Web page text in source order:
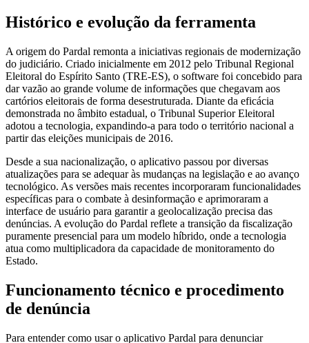
Histórico e evolução da ferramenta
A origem do Pardal remonta a iniciativas regionais de modernização
do judiciário. Criado inicialmente em 2012 pelo Tribunal Regional
Eleitoral do Espírito Santo (TRE-ES), o software foi concebido para
dar vazão ao grande volume de informações que chegavam aos
cartórios eleitorais de forma desestruturada. Diante da eficácia
demonstrada no âmbito estadual, o Tribunal Superior Eleitoral
adotou a tecnologia, expandindo-a para todo o território nacional a
partir das eleições municipais de 2016.
Desde a sua nacionalização, o aplicativo passou por diversas
atualizações para se adequar às mudanças na legislação e ao avanço
tecnológico. As versões mais recentes incorporaram funcionalidades
específicas para o combate à desinformação e aprimoraram a
interface de usuário para garantir a geolocalização precisa das
denúncias. A evolução do Pardal reflete a transição da fiscalização
puramente presencial para um modelo híbrido, onde a tecnologia
atua como multiplicadora da capacidade de monitoramento do
Estado.
Funcionamento técnico e procedimento
de denúncia
Para entender como usar o aplicativo Pardal para denunciar